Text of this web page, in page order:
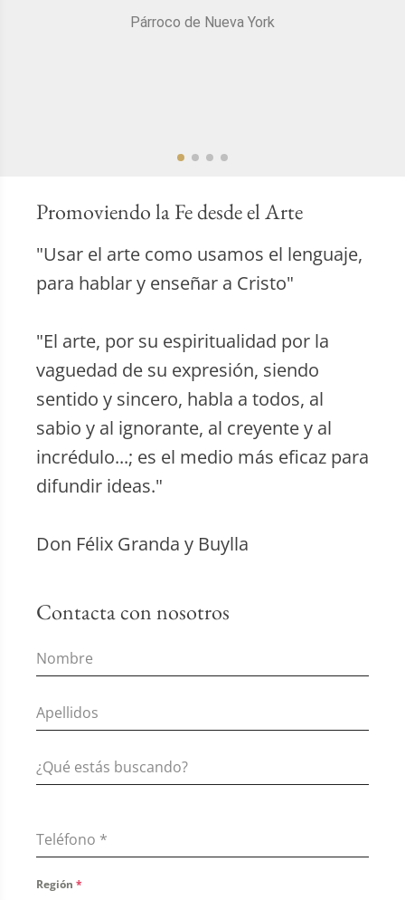
Párroco de Nueva York
Promoviendo la Fe desde el Arte
"Usar el arte como usamos el lenguaje,
para hablar y enseñar a Cristo"
"El arte, por su espiritualidad por la
vaguedad de su expresión, siendo
sentido y sincero, habla a todos, al
sabio y al ignorante, al creyente y al
incrédulo...; es el medio más eficaz para
difundir ideas."
Don Félix Granda y Buylla
Contacta con nosotros
Teléfono *
Región *